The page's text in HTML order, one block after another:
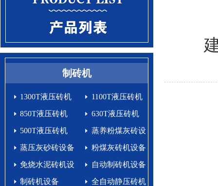
制砖机
1300T液压砖机 1100T液压砖机
850T液压砖机 630T液压砖机
500T液压砖机 蒸养粉煤灰砖设
蒸压灰砂砖设备 粉煤灰砖机设备
免烧水泥砖机设
备生产线
自动制砖机设备
生产线
制砖机设备 全自动静压砖机